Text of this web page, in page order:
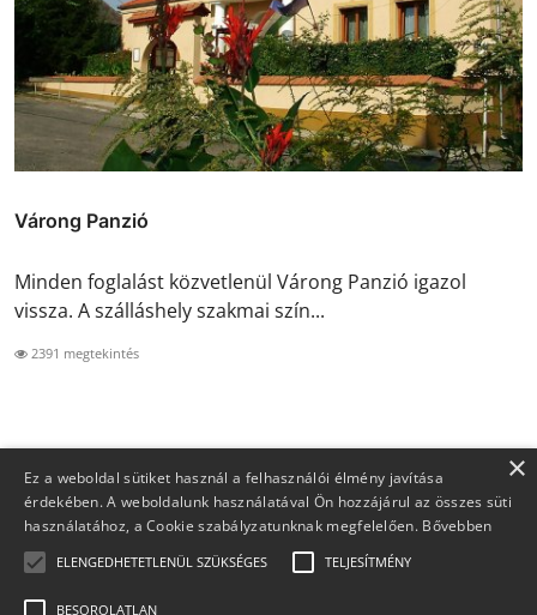
Várong Panzió
Minden foglalást közvetlenül Várong Panzió igazol
vissza. A szálláshely szakmai szín...
2391 megtekintés
×
Ez a weboldal sütiket használ a felhasználói élmény javítása
érdekében. A weboldalunk használatával Ön hozzájárul az összes süti
használatához, a Cookie szabályzatunknak megfelelően. Bővebben
ELENGEDHETETLENÜL SZÜKSÉGES TELJESÍTMÉNY
BESOROLATLAN